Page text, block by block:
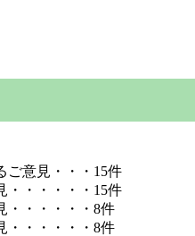
ご意見・・・15件
・・・・・・15件
・・・・・・8件
・・・・・・8件